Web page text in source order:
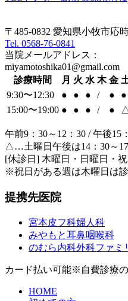
〒485-0832 愛知県小牧市応
Tel. 0568-76-0841
当院メールアドレス：
miyamotoshika01@gmail.com
診療時間
月 火 水 木 金
9:30〜12:30
● ● ● / ● ●
15:00〜19:00 ● ● ● / ●
午前9：30～12：30 / 午後15
△…土曜日午後は14：30～
[休診日] 木曜日・日曜日・祝
※祝日がある週は木曜日は
提携先医院
宮本皮フ科婦人科
みやもと耳鼻咽喉科
のむら内科外科ファミ
カード払い可能※自費診療
HOME